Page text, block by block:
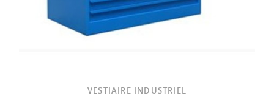
VESTIAIRE INDUSTRIEL